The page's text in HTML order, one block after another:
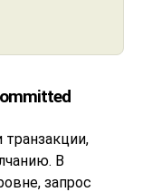
транзакции,
В
запрос